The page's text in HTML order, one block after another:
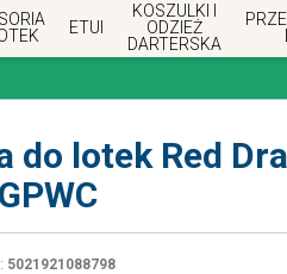
ETUI
KOSZULKI I
ODZIEŻ
DARTERSKA
do lotek Red
: 5021921088798